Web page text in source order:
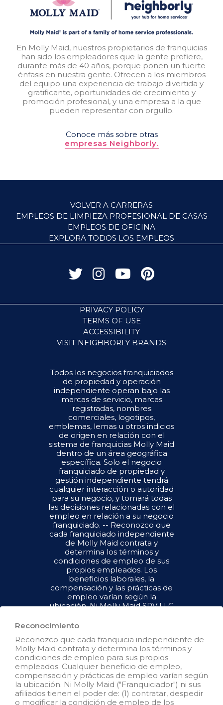
En Molly Maid, nuestros propietarios de franquicias
han sido los empleadores que la gente prefiere,
durante más de 40 años, porque ponen un fuerte
énfasis en nuestra gente. Ofrecen a los miembros
del equipo una experiencia de trabajo divertida y
gratificante, oportunidades de crecimiento y
promoción profesional, y una empresa a la que
pueden representar con orgullo.
Conoce más sobre otras
empresas Neighborly.
VOLVER A CARRERAS
EMPLEOS DE LIMPIEZA PROFESIONAL DE CASAS
EMPLEOS DE OFICINA
EXPLORA TODOS LOS EMPLEOS
PRIVACY POLICY
TERMS OF USE
ACCESSIBILITY
VISIT NEIGHBORLY BRANDS
Todos los negocios franquiciados
de propiedad y operación
independiente operan bajo las
marcas de servicio, marcas
registradas, nombres
comerciales, logotipos,
emblemas, lemas u otros indicios
de origen en relación con el
sistema de franquicias Molly Maid
dentro de un área geográfica
específica. Solo el negocio
franquiciado de propiedad y
gestión independiente tendrá
cualquier interacción o autoridad
para su negocio, y tomará todas
las decisiones relacionadas con el
empleo en relación a su negocio
franquiciado. -- Reconozco que
cada franquiciado independiente
de Molly Maid contrata y
determina los términos y
condiciones de empleo de sus
propios empleados. Los
beneficios laborales, la
compensación y las prácticas de
empleo varían según la
ubicación. Ni Molly Maid SPV LLC
tienen el poder de : (1) contratar,
de empleo de los empleados del
franquiciado; (2) supervisar y
controlar el horario de trabajo de
los empleados del franquiciado o
las condiciones de empleo; (3)
determinar la tasa y el método de
pago; o (4) aceptar, revisar o
Reconocimiento
Reconozco que cada franquicia independiente de
Molly Maid contrata y determina los términos y
condiciones de empleo para sus propios
empleados. Cualquier beneficio de empleo,
compensación y prácticas de empleo varían según
la ubicación. Ni Molly Maid ("Franquiciador") ni sus
afiliados tienen el poder de: (1) contratar, despedir
o modificar la condición de empleo de los